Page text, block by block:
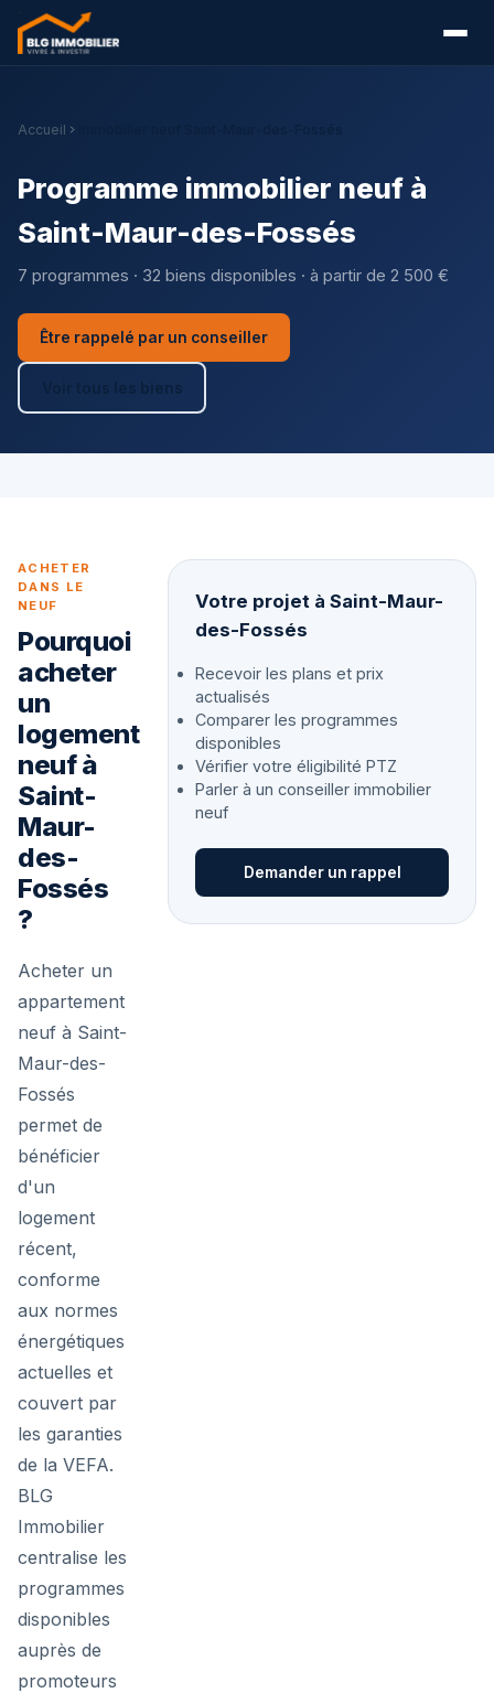
Accueil
Programme immobilier neuf à
Saint-Maur-des-Fossés
7 programmes · 32 biens disponibles · à partir de 2 500 €
Être rappelé par un conseiller
Voir tous les biens
ACHETER
DANS LE
NEUF
Pourquoi
acheter
un
logement
neuf à
Saint-
Maur-
des-
Fossés
?
Acheter un
appartement
neuf à Saint-
Maur-des-
Fossés
permet de
bénéficier
d'un
logement
récent,
conforme
aux normes
énergétiques
actuelles et
couvert par
les garanties
de la VEFA.
BLG
Immobilier
centralise les
programmes
disponibles
auprès de
promoteurs
Votre projet à Saint-Maur-
des-Fossés
Recevoir les plans et prix
actualisés
Comparer les programmes
disponibles
Vérifier votre éligibilité PTZ
Parler à un conseiller immobilier
neuf
Demander un rappel